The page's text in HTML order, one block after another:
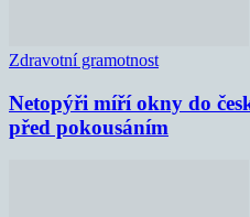
Zdravotní gramotnost
Netopýři míří okny do
před pokousáním